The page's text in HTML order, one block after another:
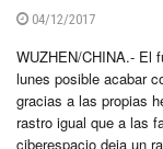
04/12/2017
WUZHEN/CHINA.- El
lunes posible acabar
gracias a las propias
rastro igual que a las
ciberespacio deja un